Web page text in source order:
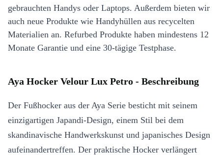
gebrauchten Handys oder Laptops. Außerdem bieten wir
auch neue Produkte wie Handyhüllen aus recycelten
Materialien an. Refurbed Produkte haben mindestens 12
Monate Garantie und eine 30-tägige Testphase.
Aya Hocker Velour Lux Petro - Beschreibung
Der Fußhocker aus der Aya Serie besticht mit seinem
einzigartigen Japandi-Design, einem Stil bei dem
skandinavische Handwerkskunst und japanisches Design
aufeinandertreffen. Der praktische Hocker verlängert